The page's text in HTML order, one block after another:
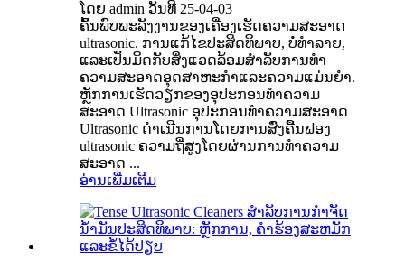
ໂດຍ admin ວັນທີ 25-04-03
ຄົ້ນພົບພະລັງງານຂອງເຄື່ອງເຮັດຄວາມສະອາດ
ultrasonic. ການແກ້ໄຂປະສິດທິພາບ, ບໍ່ທໍາລາຍ,
ແລະເປັນມິດກັບສິ່ງແວດລ້ອມສໍາລັບການທໍາ
ຄວາມສະອາດອຸດສາຫະກໍາແລະຄວາມແມ່ນຍໍາ.
ຫຼັກການເຮັດວຽກຂອງອຸປະກອນທໍາຄວາມ
ສະອາດ Ultrasonic ອຸປະກອນທໍາຄວາມສະອາດ
Ultrasonic ດໍາເນີນການໂດຍການສົ່ງຄື້ນຟອງ
ultrasonic ຄວາມຖີ່ສູງໂດຍຜ່ານການທໍາຄວາມ
ສະອາດ ...
ອ່ານເພີ່ມເຕີມ